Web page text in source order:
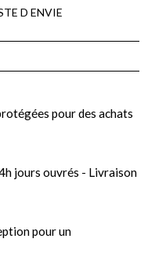
D ENVIE
pour des achats
jours ouvrés - Livraison
pour un